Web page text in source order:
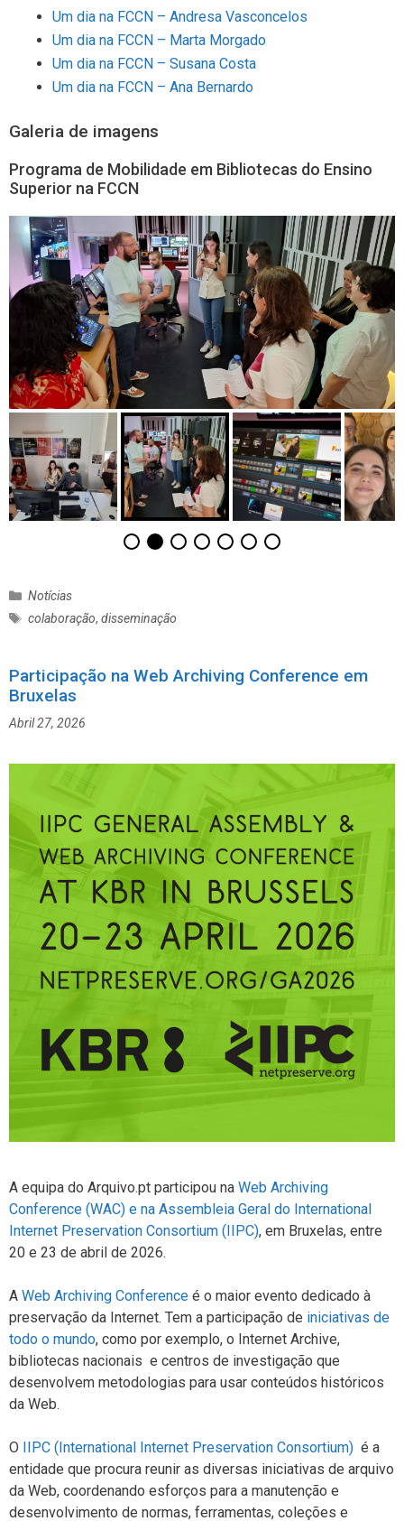
Um dia na FCCN – Andresa Vasconcelos
Um dia na FCCN – Marta Morgado
Um dia na FCCN – Susana Costa
Um dia na FCCN – Ana Bernardo
Galeria de imagens
Programa de Mobilidade em Bibliotecas do Ensino
Superior na FCCN
C
a
g
i
s
Notícias
E
q
u
t
s
colaboração,disseminação
Participação na Web Archiving Conference em
Bruxelas
Abril 27, 2026
A equipa do Arquivo.pt participou na Web Archiving
Conference (WAC) e na Assembleia Geral do International
Internet Preservation Consortium (IIPC), em Bruxelas, entre
20 e 23 de abril de 2026.
A Web Archiving Conference é o maior evento dedicado à
preservação da Internet. Tem a participação de iniciativas de
todo o mundo, como por exemplo, o Internet Archive,
bibliotecas nacionais e centros de investigação que
desenvolvem metodologias para usar conteúdos históricos
da Web.
O IIPC (International Internet Preservation Consortium) é a
entidade que procura reunir as diversas iniciativas de arquivo
da Web, coordenando esforços para a manutenção e
desenvolvimento de normas, ferramentas, coleções e